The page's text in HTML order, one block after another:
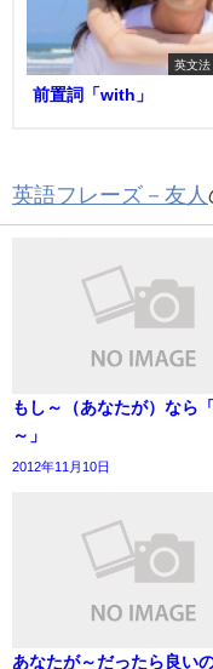
英文法
前置詞「with」
英語フレーズ－友人
もし～（あなたが）なら
～」
2012年11月10日
あなたが～だったら良い